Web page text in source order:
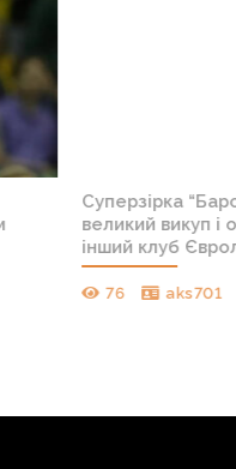
Суперзірка
великий викуп і
інший клуб
76 aks701